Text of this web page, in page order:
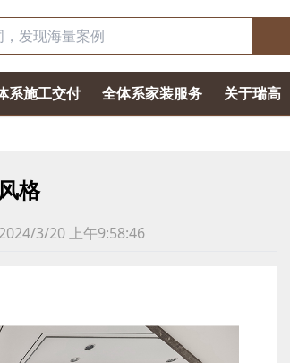
系施工交付 全体系家装服务 关于瑞高
格
2024/3/20 上午9:58:46